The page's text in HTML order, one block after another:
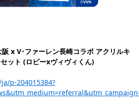
阪 x V･ファーレン長崎コラボ アクリルキ
ット (ロビーxヴィヴィくん)
p-204015384?